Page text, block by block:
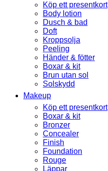
Köp ett presentkort
Body lotion
Dusch & bad
Doft
Kroppsolja
Peeling
Händer & fötter
Boxar & kit
Brun utan sol
Solskydd
Makeup
Köp ett presentkort
Boxar & kit
Bronzer
Concealer
Finish
Foundation
Rouge
Läppar